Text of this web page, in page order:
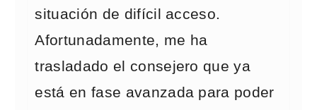
situación de difícil acceso.
Afortunadamente, me ha
trasladado el consejero que ya
está en fase avanzada para poder